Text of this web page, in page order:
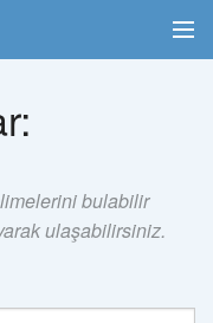
bulabilir
ulaşabilirsiniz.